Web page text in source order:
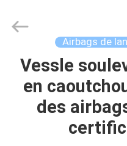
MAISON
PRODUITS
Products
Reserved.
Airbags de
Vessle
en
des